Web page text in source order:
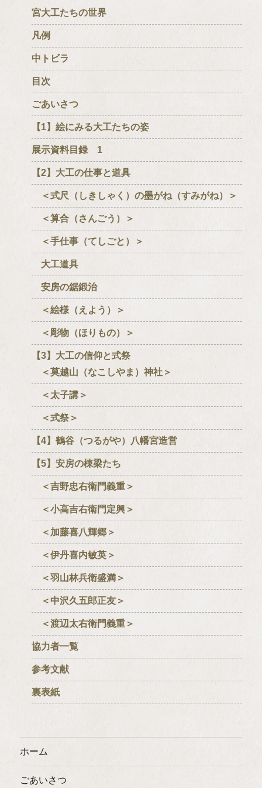
宮大工たちの世界
凡例
中トビラ
目次
ごあいさつ
【1】絵にみる大工たちの姿
展示資料目録 1
【2】大工の仕事と道具
＜式尺（しきしゃく）の墨がね（すみがね）＞
＜算合（さんごう）＞
＜手仕事（てしごと）＞
大工道具
安房の鋸鍛治
＜絵様（えよう）＞
＜彫物（ほりもの）＞
【3】大工の信仰と式祭
＜莫越山（なこしやま）神社＞
＜太子講＞
＜式祭＞
【4】鶴谷（つるがや）八幡宮造営
【5】安房の棟梁たち
＜吉野忠右衛門義重＞
＜小高吉右衛門定興＞
＜加藤喜八輝郷＞
＜伊丹喜内敏英＞
＜羽山林兵衛盛満＞
＜中沢久五郎正友＞
＜渡辺太右衛門義重＞
協力者一覧
参考文献
裏表紙
ホーム
ごあいさつ